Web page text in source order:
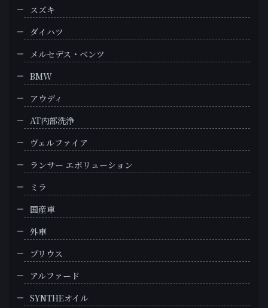
スズキ
ダイハツ
メルセデス・ベンツ
BMW
アウディ
AT内部洗浄
ヴェルファイア
ランサー エボリューション
ミラ
国産車
外車
プリウス
アルファード
SYNTHEオイル